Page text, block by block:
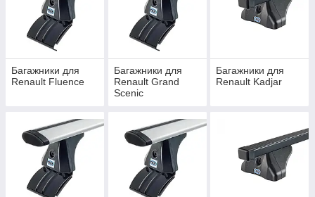
багажники на дах з интегрироваными
(низькими) рейлінгами (Cruz Airo, Cruz Airo-R...)
Багажники для
Renault Fluence
Багажники для
Renault Grand
Scenic
Багажники для
Renault Kadjar